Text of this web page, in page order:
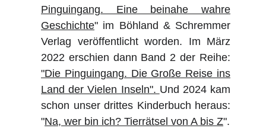
Pinguingang. Eine beinahe wahre
Geschichte" im Böhland & Schremmer
Verlag veröffentlicht worden. Im März
2022 erschien dann Band 2 der Reihe:
"Die Pinguingang. Die Große Reise ins
Land der Vielen Inseln". Und 2024 kam
schon unser drittes Kinderbuch heraus:
"Na, wer bin ich? Tierrätsel von A bis Z".